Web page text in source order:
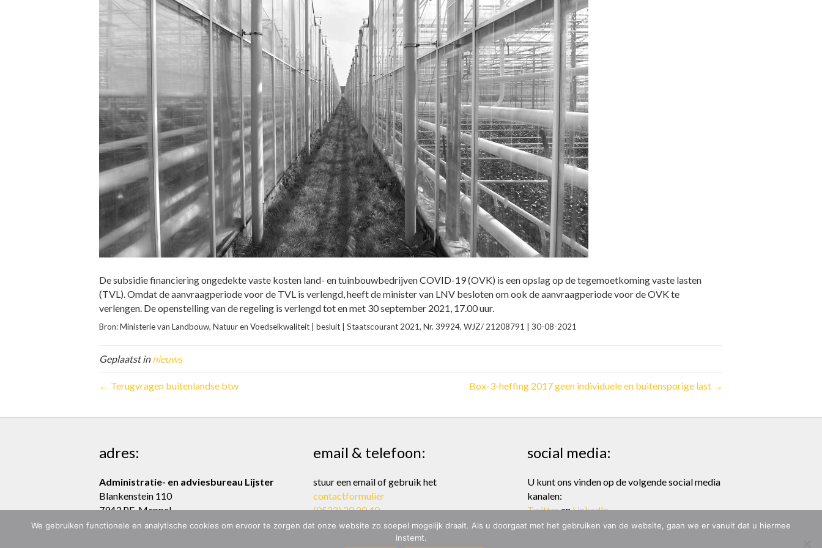
De subsidie financiering ongedekte vaste kosten land- en tuinbouwbedrijven COVID-19 (OVK) is een opslag op de tegemoetkoming vaste lasten
(TVL). Omdat de aanvraagperiode voor de TVL is verlengd, heeft de minister van LNV besloten om ook de aanvraagperiode voor de OVK te
verlengen. De openstelling van de regeling is verlengd tot en met 30 september 2021, 17.00 uur.
Bron: Ministerie van Landbouw, Natuur en Voedselkwaliteit | besluit | Staatscourant 2021, Nr. 39924, WJZ/ 21208791 | 30-08-2021
Geplaatst innieuws
← Terugvragen buitenlandse btw Box-3-heffing 2017 geen individuele en buitensporige last →
adres:
Administratie- en adviesbureau Lijster
Blankenstein 110
7943 PE Meppel
email & telefoon:
stuur een email of gebruik het
contactformulier
(0522) 20 20 40
social media:
U kunt ons vinden op de volgende social media
kanalen:
TwitterenLinkedIn
We gebruiken functionele en analytische cookies om ervoor te zorgen dat onze website zo soepel mogelijk draait. Als u doorgaat met het gebruiken van de website, gaan we er vanuit dat u hiermee
instemt.